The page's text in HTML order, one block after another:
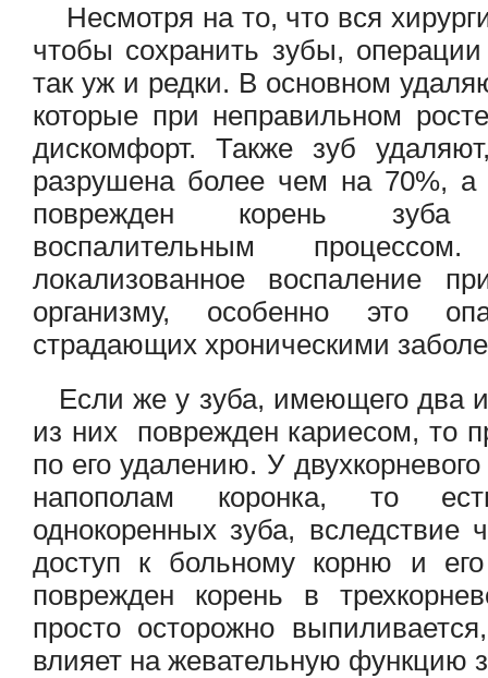
Несмотря на то, что вся
чтобы сохранить зубы,
так уж и редки. В основном
которые при неправильном
дискомфорт. Также зуб
разрушена более чем на 70%, а
поврежден корень
воспалительным
локализованное воспаление
организму, особенно это
страдающих хроническими
Если же у зуба, имеющего два
из них поврежден кариесом, то
по его удалению. У
напополам коронка, то
однокоренных зуба, вследствие
доступ к больному корню и
поврежден корень в
просто осторожно
влияет на жевательную функцию